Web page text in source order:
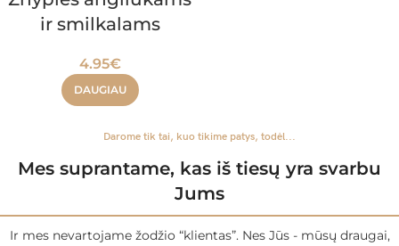
ir smilkalams
4.95€
DAUGIAU
Darome tik tai, kuo tikime patys, todėl...
Mes suprantame, kas iš tiesų yra svarbu
Jums
Ir mes nevartojame žodžio “klientas”. Nes Jūs - mūsų draugai,